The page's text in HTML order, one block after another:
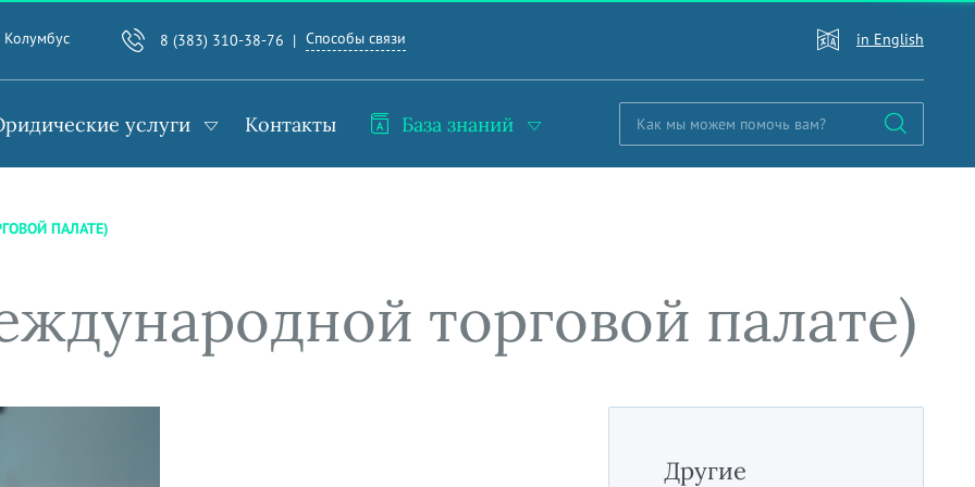
Колумбус 8 (383) 310-38-76 Способы связи in English
услуги Контакты База знаний
ПАЛАТЕ)
торговой палате)
Другие